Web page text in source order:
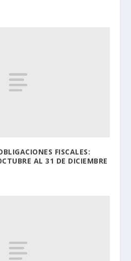
FISCALES:
AL 31 DE DICIEMBRE